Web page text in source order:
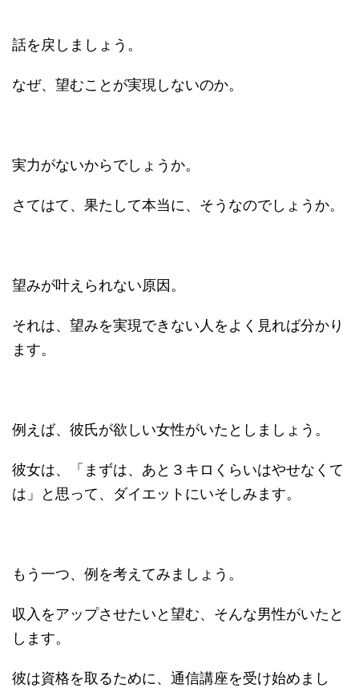
話を戻しましょう。
なぜ、望むことが実現しないのか。
実力がないからでしょうか。
さてはて、果たして本当に、そうなのでしょうか。
望みが叶えられない原因。
それは、望みを実現できない人をよく見れば分かり
ます。
例えば、彼氏が欲しい女性がいたとしましょう。
彼女は、「まずは、あと３キロくらいはやせなくて
は」と思って、ダイエットにいそしみます。
もう一つ、例を考えてみましょう。
収入をアップさせたいと望む、そんな男性がいたと
します。
彼は資格を取るために、通信講座を受け始めまし